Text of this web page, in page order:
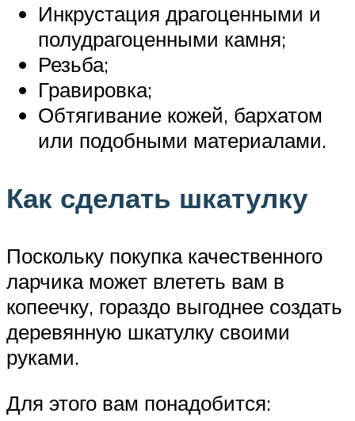
Инкрустация драгоценными и
полудрагоценными камня;
Резьба;
Гравировка;
Обтягивание кожей, бархатом
или подобными материалами.
Как сделать шкатулку
Поскольку покупка качественного
ларчика может влететь вам в
копеечку, гораздо выгоднее создать
деревянную шкатулку своими
руками.
Для этого вам понадобится: